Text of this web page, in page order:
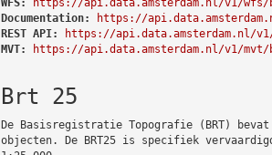
Documentation:
https://
REST API:
https://api.data.amsterdam.nl/
MVT:
https://api.data.amsterdam.nl/v1/mvt/
Brt 25
De Basisregistratie Topografie (BRT)
objecten. De BRT25 is specifiek